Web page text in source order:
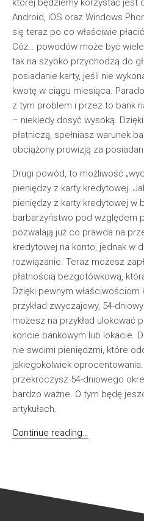
której będziemy korzystać jest
Android, iOS oraz Windows
się teraz po co właściwie
Cóż… powodów może być
tak na szybko przychodzą do
posiadanie karty, jeśli nie
kwotę w ciągu miesiąca.
z tym problem i przez to bank
– niekiedy dosyć wysoką.
płatniczą, spełniasz warunek
obciążony prowizją za
Drugi powód, to możliwość
pieniędzy z karty kredytowej.
pieniędzy z karty kredytowej w
barbarzyństwo pod względem
pozwalają już co prawda na
kredytowej na konto, jednak w
rozwiązanie. Teraz możesz
płatnością bezgotówkową,
Dzięki pewnym właściwościom
przykład zwyczajowy, 54-
możesz na przykład ulokować
koncie bankowym lub lokacie.
nie swoimi pieniędzmi, które
jakiegokolwiek
przekroczysz 54-dniowego
bardzo ważne. O tym będę
artykułach.
Continue reading…